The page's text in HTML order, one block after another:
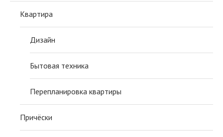
Квартира
Дизайн
Бытовая техника
Перепланировка квартиры
Причёски